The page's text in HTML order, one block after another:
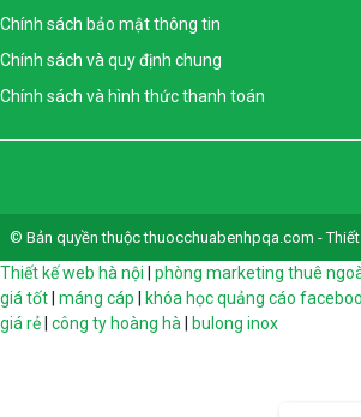
Chính sách bảo mật thông tin
Chính sách và quy định chung
Chính sách và hình thức thanh toán
© Bản quyền thuộc thuocchuabenhpqa.com -
Thiết kế web hà nội phòng marketing thuê
giá tốt máng cáp khóa học quảng cáo
giá rẻ công ty hoàng hà bulong inox